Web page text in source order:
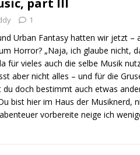
part III
1
Urban Fantasy hatten wir jetzt
Horror? „Naja, ich glaube nicht,
für vieles auch die selbe Musik
aber nicht alles – und für die
doch bestimmt auch etwas
bist hier im Haus der Musiknerd,
vorbereite neige ich